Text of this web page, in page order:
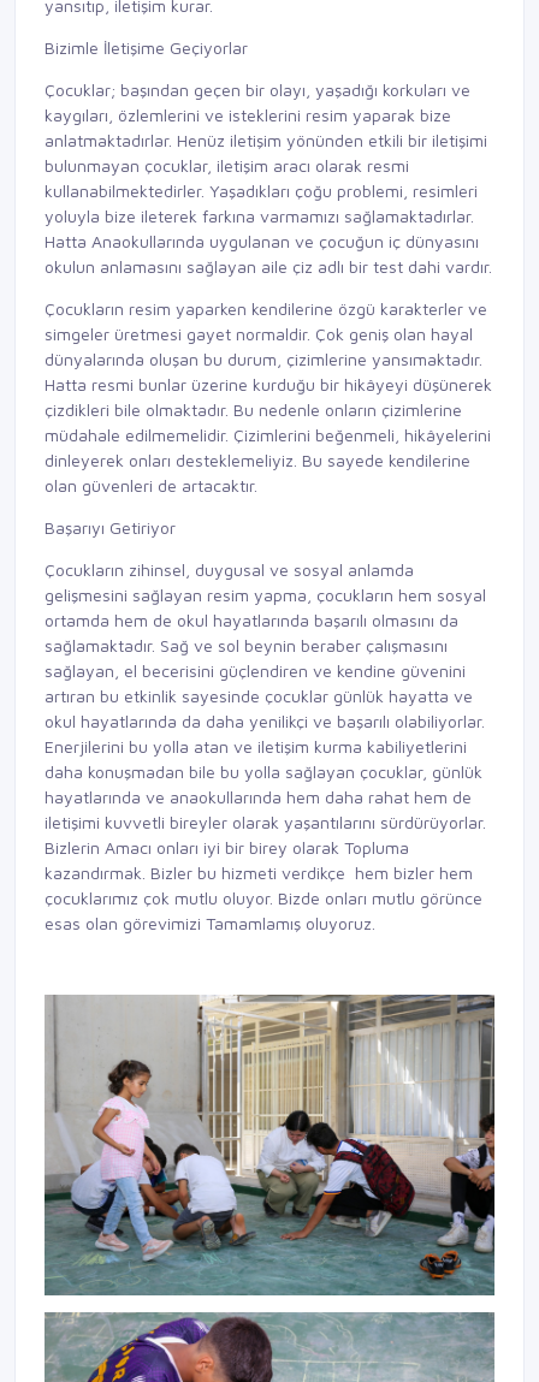
yansıtıp, iletişim kurar.
Bizimle İletişime Geçiyorlar
Çocuklar; başından geçen bir olayı, yaşadığı korkuları ve
kaygıları, özlemlerini ve isteklerini resim yaparak bize
anlatmaktadırlar. Henüz iletişim yönünden etkili bir iletişimi
bulunmayan çocuklar, iletişim aracı olarak resmi
kullanabilmektedirler. Yaşadıkları çoğu problemi, resimleri
yoluyla bize ileterek farkına varmamızı sağlamaktadırlar.
Hatta Anaokullarında uygulanan ve çocuğun iç dünyasını
okulun anlamasını sağlayan aile çiz adlı bir test dahi vardır.
Çocukların resim yaparken kendilerine özgü karakterler ve
simgeler üretmesi gayet normaldir. Çok geniş olan hayal
dünyalarında oluşan bu durum, çizimlerine yansımaktadır.
Hatta resmi bunlar üzerine kurduğu bir hikâyeyi düşünerek
çizdikleri bile olmaktadır. Bu nedenle onların çizimlerine
müdahale edilmemelidir. Çizimlerini beğenmeli, hikâyelerini
dinleyerek onları desteklemeliyiz. Bu sayede kendilerine
olan güvenleri de artacaktır.
Başarıyı Getiriyor
Çocukların zihinsel, duygusal ve sosyal anlamda
gelişmesini sağlayan resim yapma, çocukların hem sosyal
ortamda hem de okul hayatlarında başarılı olmasını da
sağlamaktadır. Sağ ve sol beynin beraber çalışmasını
sağlayan, el becerisini güçlendiren ve kendine güvenini
artıran bu etkinlik sayesinde çocuklar günlük hayatta ve
okul hayatlarında da daha yenilikçi ve başarılı olabiliyorlar.
Enerjilerini bu yolla atan ve iletişim kurma kabiliyetlerini
daha konuşmadan bile bu yolla sağlayan çocuklar, günlük
hayatlarında ve anaokullarında hem daha rahat hem de
iletişimi kuvvetli bireyler olarak yaşantılarını sürdürüyorlar.
Bizlerin Amacı onları iyi bir birey olarak Topluma
kazandırmak. Bizler bu hizmeti verdikçe hem bizler hem
çocuklarımız çok mutlu oluyor. Bizde onları mutlu görünce
esas olan görevimizi Tamamlamış oluyoruz.